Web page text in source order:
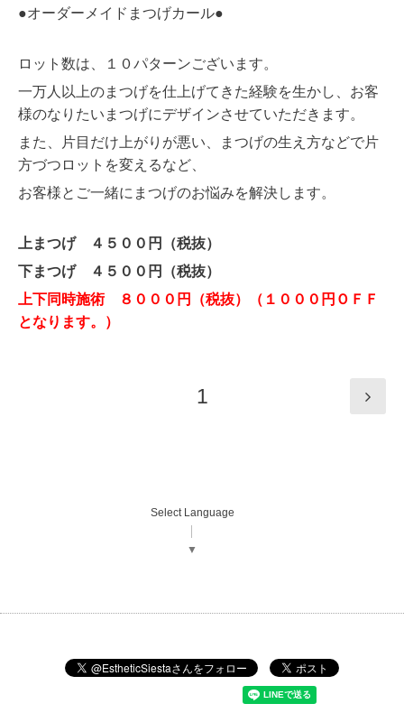
●オーダーメイドまつげカール●
ロット数は、１０パターンございます。
一万人以上のまつげを仕上げてきた経験を生かし、 お客
様のなりたいまつげにデザインさせていただきます。
また、片目だけ上がりが悪い、まつげの生え方などで片
方づつロットを変えるなど、
お客様とご一緒にまつげのお悩みを解決します。
上まつげ ４５００円（税抜）
下まつげ ４５００円（税抜）
上下同時施術 ８０００円（税抜）（１０００円ＯＦＦ
となります。）
1
Select Language
▼